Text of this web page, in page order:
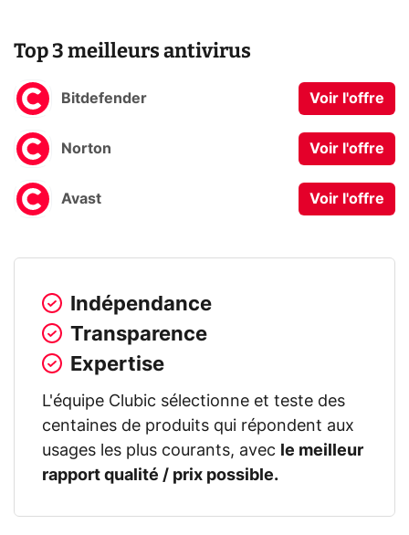
Top 3 meilleurs antivirus
Bitdefender Voir l'offre
Norton Voir l'offre
Avast Voir l'offre
Indépendance
Transparence
Expertise
L'équipe Clubic sélectionne et teste des
centaines de produits qui répondent aux
usages les plus courants, avec
le meilleur
rapport qualité / prix possible.